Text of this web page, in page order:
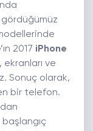
2017 iPhone
ekranları ve
Sonuç olarak,
bir telefon.